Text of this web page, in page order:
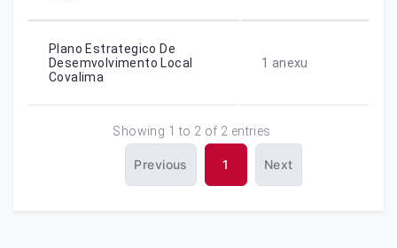
Plano Estrategico De
Desemvolvimento Local
Covalima
1 anexu
Showing 1 to 2 of 2 entries
Previous 1 Next